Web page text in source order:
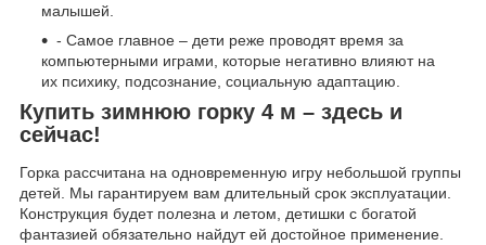
малышей.
- Самое главное – дети реже проводят время за
компьютерными играми, которые негативно влияют на
их психику, подсознание, социальную адаптацию.
Купить зимнюю горку 4 м – здесь и
сейчас!
Горка рассчитана на одновременную игру небольшой группы
детей. Мы гарантируем вам длительный срок эксплуатации.
Конструкция будет полезна и летом, детишки с богатой
фантазией обязательно найдут ей достойное применение.